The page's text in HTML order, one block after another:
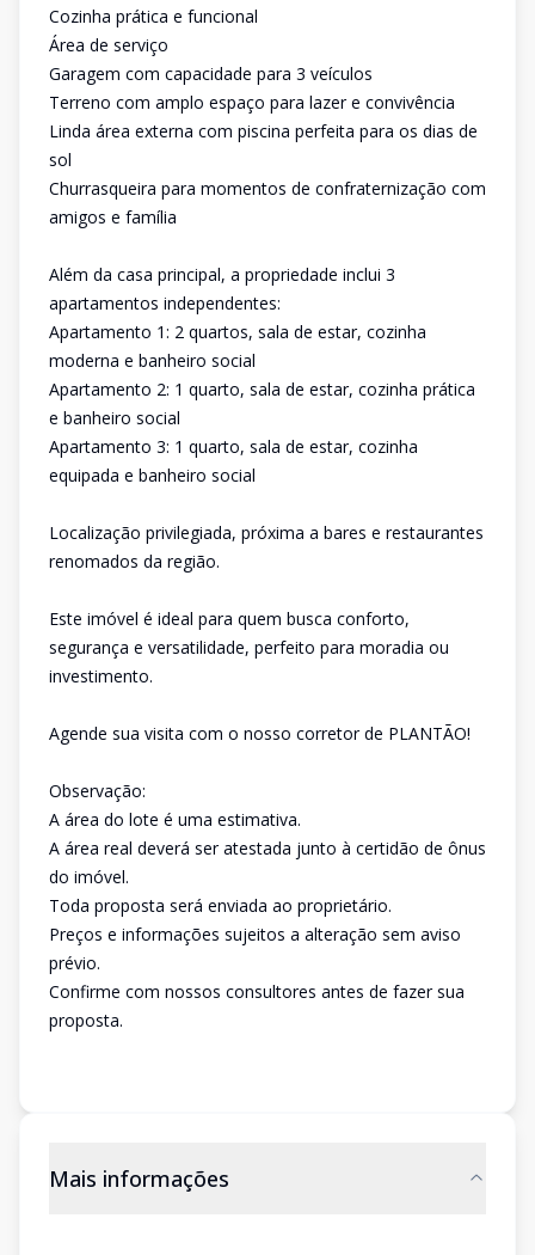
Cozinha prática e funcional
Área de serviço
Garagem com capacidade para 3 veículos
Terreno com amplo espaço para lazer e convivência
Linda área externa com piscina perfeita para os dias de
sol
Churrasqueira para momentos de confraternização com
amigos e família
Além da casa principal, a propriedade inclui 3
apartamentos independentes:
Apartamento 1: 2 quartos, sala de estar, cozinha
moderna e banheiro social
Apartamento 2: 1 quarto, sala de estar, cozinha prática
e banheiro social
Apartamento 3: 1 quarto, sala de estar, cozinha
equipada e banheiro social
Localização privilegiada, próxima a bares e restaurantes
renomados da região.
Este imóvel é ideal para quem busca conforto,
segurança e versatilidade, perfeito para moradia ou
investimento.
Agende sua visita com o nosso corretor de PLANTÃO!
Observação:
A área do lote é uma estimativa.
A área real deverá ser atestada junto à certidão de ônus
do imóvel.
Toda proposta será enviada ao proprietário.
Preços e informações sujeitos a alteração sem aviso
prévio.
Confirme com nossos consultores antes de fazer sua
proposta.
Mais informações